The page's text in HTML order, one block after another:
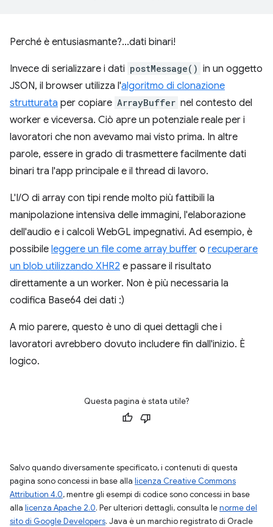
Perché è entusiasmante?...dati binari!
Invece di serializzare i dati postMessage() in un oggetto
JSON, il browser utilizza l'algoritmo di clonazione
strutturata per copiare ArrayBuffer nel contesto del
worker e viceversa. Ciò apre un potenziale reale per i
lavoratori che non avevamo mai visto prima. In altre
parole, essere in grado di trasmettere facilmente dati
binari tra l'app principale e il thread di lavoro.
L'I/O di array con tipi rende molto più fattibili la
manipolazione intensiva delle immagini, l'elaborazione
dell'audio e i calcoli WebGL impegnativi. Ad esempio, è
possibile leggere un file come array buffer o recuperare
un blob utilizzando XHR2 e passare il risultato
direttamente a un worker. Non è più necessaria la
codifica Base64 dei dati :)
A mio parere, questo è uno di quei dettagli che i
lavoratori avrebbero dovuto includere fin dall'inizio. È
logico.
Questa pagina è stata utile?
Salvo quando diversamente specificato, i contenuti di questa
pagina sono concessi in base alla licenza Creative Commons
Attribution 4.0, mentre gli esempi di codice sono concessi in base
alla licenza Apache 2.0. Per ulteriori dettagli, consulta lenorme del
sito di Google Developers. Java è un marchio registrato di Oracle